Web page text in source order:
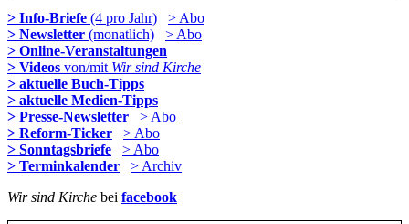
> Info-Briefe (4 pro Jahr)
> Abo
> Newsletter (monatlich)
> Abo
> Online-Veranstaltungen
> Videos von/mit Wir sind Kirche
> aktuelle Buch-Tipps
> aktuelle Medien-Tipps
> Presse-Newsletter
> Abo
> Reform-Ticker
> Abo
> Sonntagsbriefe
> Abo
> Terminkalender
> Archiv
Wir sind Kirche bei facebook